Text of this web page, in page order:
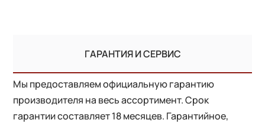
ГАРАНТИЯ И СЕРВИС
Мы предоставляем официальную гарантию
производителя на весь ассортимент. Срок
гарантии составляет 18 месяцев. Гарантийное,